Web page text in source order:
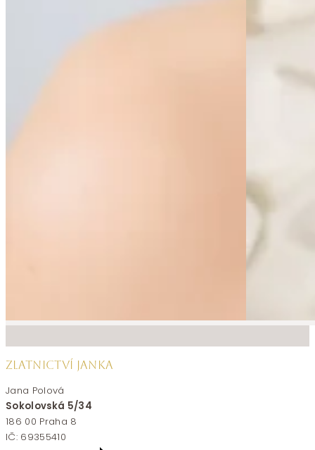
ZLATNICTVÍ JANKA
Jana Polová
Sokolovská 5/34
186 00 Praha 8
IČ: 69355410